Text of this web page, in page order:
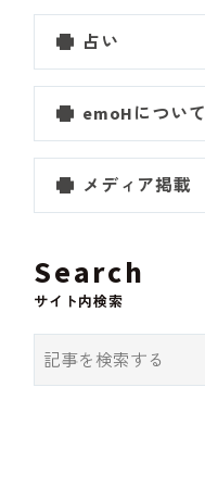
占い
emoHについて
メディア掲載
Search
サイト内検索